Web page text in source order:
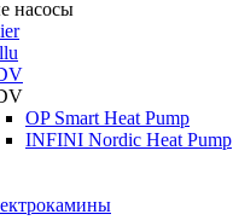
насосы
OP Smart Heat Pump
INFINI Nordic Heat Pump